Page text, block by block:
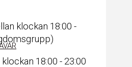
klockan 18:00 -
18:00 - 23:00